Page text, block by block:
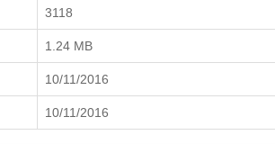
3118
1.24 MB
10/11/2016
10/11/2016